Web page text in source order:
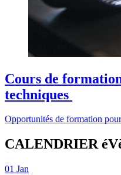
Cours de
techniques
Opportunités de formation
CALENDRIER
01 Jan